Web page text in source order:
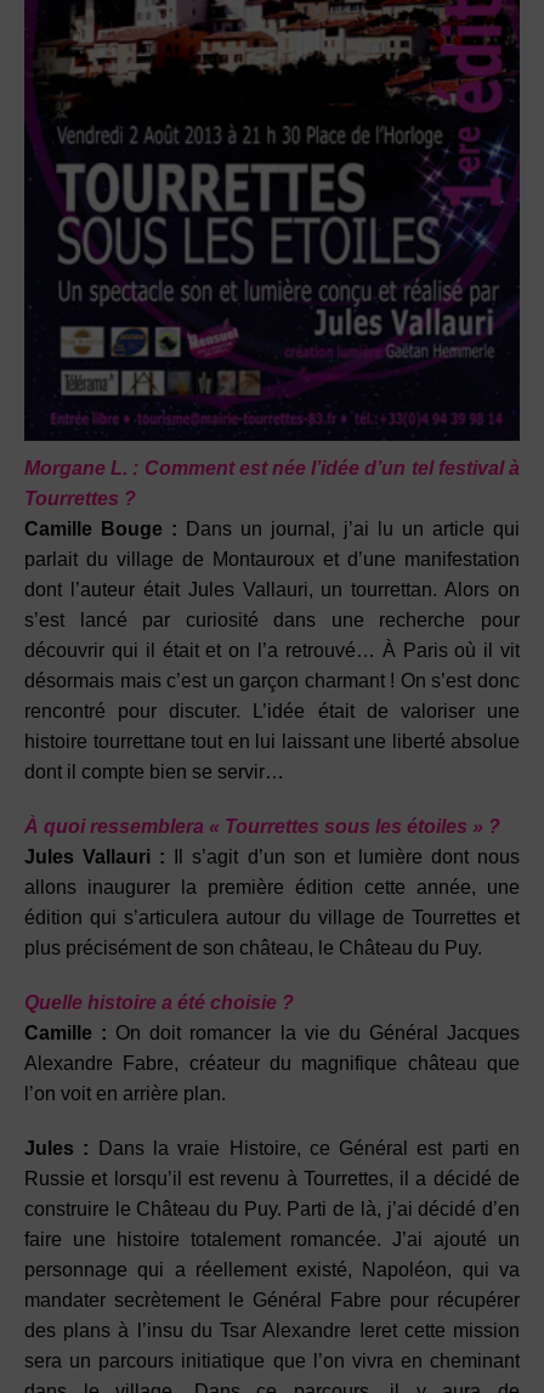
Morgane L. : Comment est née l’idée d’un tel festival à
Tourrettes ?
Camille Bouge : Dans un journal, j’ai lu un article qui
parlait du village de Montauroux et d’une manifestation
dont l’auteur était Jules Vallauri, un tourrettan. Alors on
s’est lancé par curiosité dans une recherche pour
découvrir qui il était et on l’a retrouvé… À Paris où il vit
désormais mais c’est un garçon charmant ! On s’est donc
rencontré pour discuter. L’idée était de valoriser une
histoire tourrettane tout en lui laissant une liberté absolue
dont il compte bien se servir…
À quoi ressemblera « Tourrettes sous les étoiles » ?
Jules Vallauri : Il s’agit d’un son et lumière dont nous
allons inaugurer la première édition cette année, une
édition qui s’articulera autour du village de Tourrettes et
plus précisément de son château, le Château du Puy.
Quelle histoire a été choisie ?
Camille : On doit romancer la vie du Général Jacques
Alexandre Fabre, créateur du magnifique château que
l’on voit en arrière plan.
Jules : Dans la vraie Histoire, ce Général est parti en
Russie et lorsqu’il est revenu à Tourrettes, il a décidé de
construire le Château du Puy. Parti de là, j’ai décidé d’en
faire une histoire totalement romancée. J’ai ajouté un
personnage qui a réellement existé, Napoléon, qui va
mandater secrètement le Général Fabre pour récupérer
des plans à l’insu du Tsar Alexandre Ieret cette mission
sera un parcours initiatique que l’on vivra en cheminant